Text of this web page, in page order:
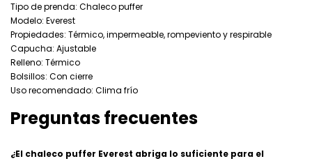
Tipo de prenda: Chaleco puffer
Modelo: Everest
Propiedades: Térmico, impermeable, rompeviento y respirable
Capucha: Ajustable
Relleno: Térmico
Bolsillos: Con cierre
Uso recomendado: Clima frío
Preguntas frecuentes
¿El chaleco puffer Everest abriga lo suficiente para el